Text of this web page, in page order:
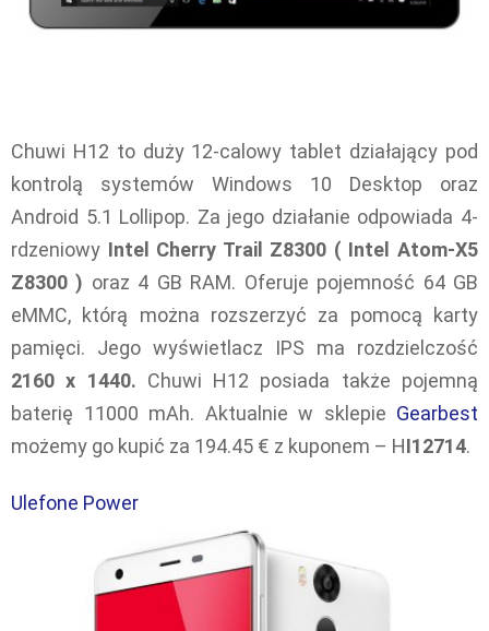
Chuwi H12 to duży 12-calowy tablet działający pod
kontrolą systemów Windows 10 Desktop oraz
Android 5.1 Lollipop. Za jego działanie odpowiada 4-
rdzeniowy Intel Cherry Trail Z8300 ( Intel Atom-X5
Z8300 ) oraz 4 GB RAM. Oferuje pojemność 64 GB
eMMC, którą można rozszerzyć za pomocą karty
pamięci. Jego wyświetlacz IPS ma rozdzielczość
2160 x 1440. Chuwi H12 posiada także pojemną
baterię 11000 mAh. Aktualnie w sklepie Gearbest
możemy go kupić za 194.45 € z kuponem – HI12714.
Ulefone Power